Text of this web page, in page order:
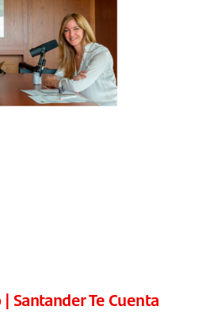
Santander Te Cuenta